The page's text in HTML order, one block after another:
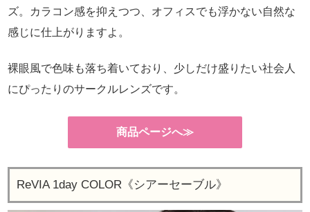
ズ。カラコン感を抑えつつ、オフィスでも浮かない自然な
感じに仕上がりますよ。
裸眼風で色味も落ち着いており、少しだけ盛りたい社会人
にぴったりのサークルレンズです。
商品ページへ≫
ReVIA 1day COLOR《シアーセーブル》